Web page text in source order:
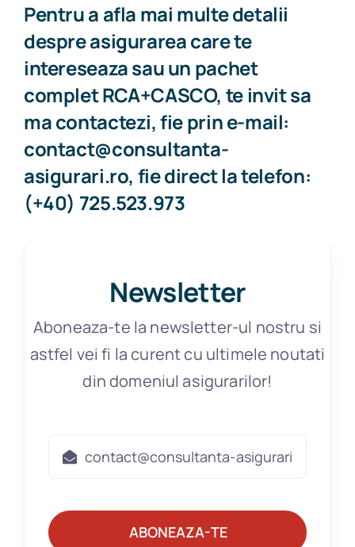
Pentru a afla mai multe detalii
despre asigurarea care te
intereseaza sau un pachet
complet RCA+CASCO, te invit sa
ma contactezi, fie prin e-mail:
contact@consultanta-
asigurari.ro, fie direct la telefon:
(+40) 725.523.973
Newsletter
Aboneaza-te la newsletter-ul nostru si
astfel vei fi la curent cu ultimele noutati
din domeniul asigurarilor!
ABONEAZA-TE